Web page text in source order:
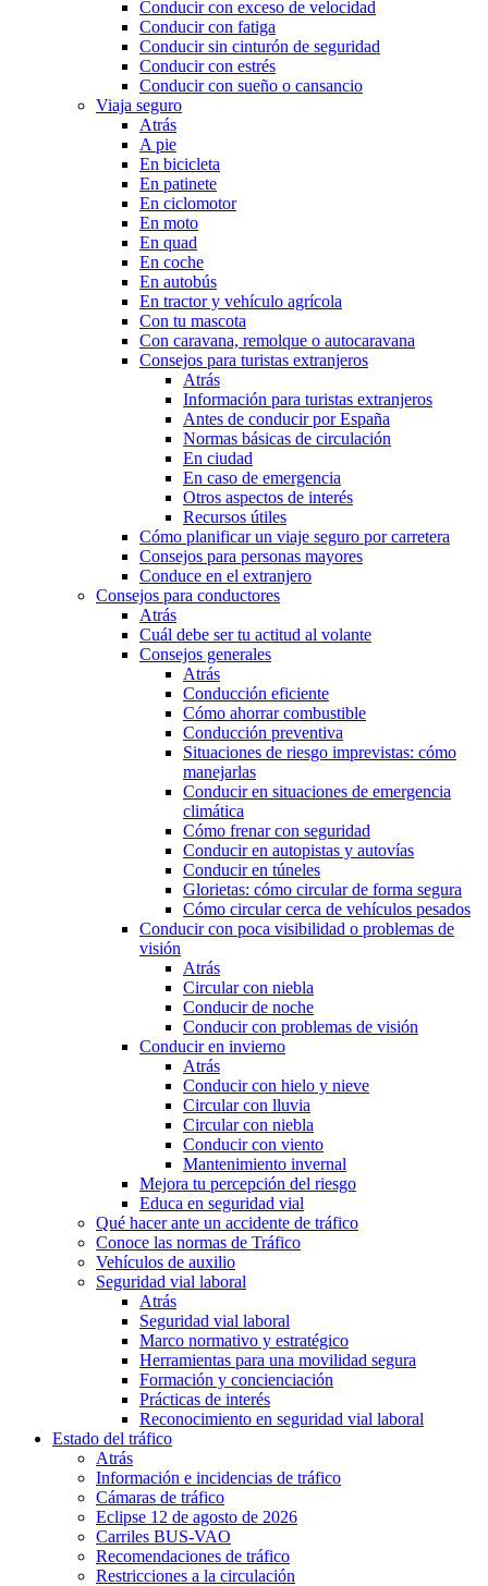
Conducir con exceso de velocidad
Conducir con fatiga
Conducir sin cinturón de seguridad
Conducir con estrés
Conducir con sueño o cansancio
Viaja seguro
Atrás
A pie
En bicicleta
En patinete
En ciclomotor
En moto
En quad
En coche
En autobús
En tractor y vehículo agrícola
Con tu mascota
Con caravana, remolque o autocaravana
Consejos para turistas extranjeros
Atrás
Información para turistas extranjeros
Antes de conducir por España
Normas básicas de circulación
En ciudad
En caso de emergencia
Otros aspectos de interés
Recursos útiles
Cómo planificar un viaje seguro por carretera
Consejos para personas mayores
Conduce en el extranjero
Consejos para conductores
Atrás
Cuál debe ser tu actitud al volante
Consejos generales
Atrás
Conducción eficiente
Cómo ahorrar combustible
Conducción preventiva
Situaciones de riesgo imprevistas: cómo
manejarlas
Conducir en situaciones de emergencia
climática
Cómo frenar con seguridad
Conducir en autopistas y autovías
Conducir en túneles
Glorietas: cómo circular de forma segura
Cómo circular cerca de vehículos pesados
Conducir con poca visibilidad o problemas de
visión
Atrás
Circular con niebla
Conducir de noche
Conducir con problemas de visión
Conducir en invierno
Atrás
Conducir con hielo y nieve
Circular con lluvia
Circular con niebla
Conducir con viento
Mantenimiento invernal
Mejora tu percepción del riesgo
Educa en seguridad vial
Qué hacer ante un accidente de tráfico
Conoce las normas de Tráfico
Vehículos de auxilio
Seguridad vial laboral
Atrás
Seguridad vial laboral
Marco normativo y estratégico
Herramientas para una movilidad segura
Formación y concienciación
Prácticas de interés
Reconocimiento en seguridad vial laboral
Estado del tráfico
Atrás
Información e incidencias de tráfico
Cámaras de tráfico
Eclipse 12 de agosto de 2026
Carriles BUS-VAO
Recomendaciones de tráfico
Restricciones a la circulación